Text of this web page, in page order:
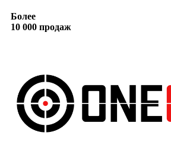
Более
10 000 продаж